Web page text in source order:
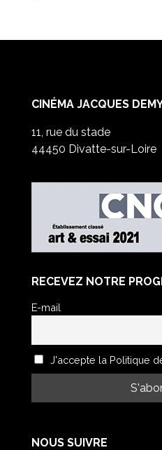
CINÉMA JACQUES
11, rue du stade
44450 Divatte-sur-Loire
RECEVEZ NOTRE
E-mail
J'accepte la Politique
NOUS SUIVRE